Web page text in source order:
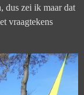
dus zei ik maar dat
vraagtekens